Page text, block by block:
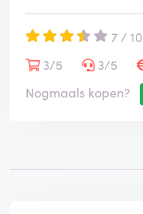
7 / 10
3/5
3/5
Nogmaals kopen?